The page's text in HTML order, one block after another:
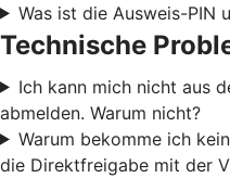
Was ist die Ausweis-PIN
Technische
Ich kann mich nicht aus
abmelden. Warum nicht?
Warum bekomme ich
die Direktfreigabe mit der